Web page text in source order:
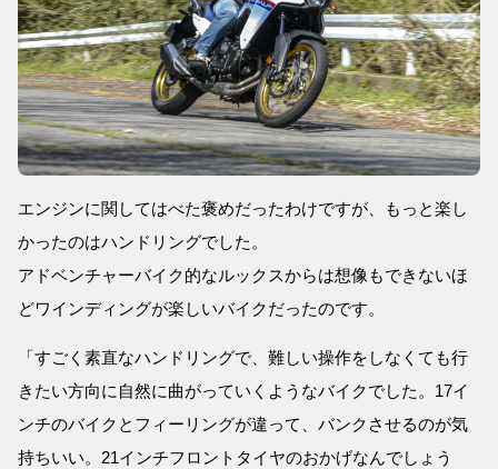
エンジンに関してはべた褒めだったわけですが、もっと楽し
かったのはハンドリングでした。
アドベンチャーバイク的なルックスからは想像もできないほ
どワインディングが楽しいバイクだったのです。
「すごく素直なハンドリングで、難しい操作をしなくても行
きたい方向に自然に曲がっていくようなバイクでした。17イ
ンチのバイクとフィーリングが違って、バンクさせるのが気
持ちいい。21インチフロントタイヤのおかげなんでしょう